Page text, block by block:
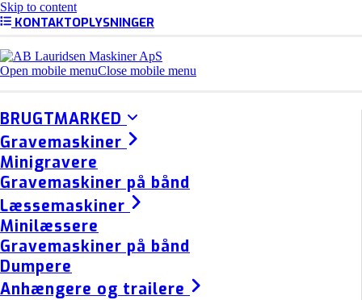
Skip to content
KONTAKTOPLYSNINGER
Open mobile menuClose mobile menu
BRUGTMARKED
Gravemaskiner
Minigravere
Gravemaskiner på bånd
Læssemaskiner
Minilæssere
Gravemaskiner på bånd
Dumpere
Anhængere og trailere